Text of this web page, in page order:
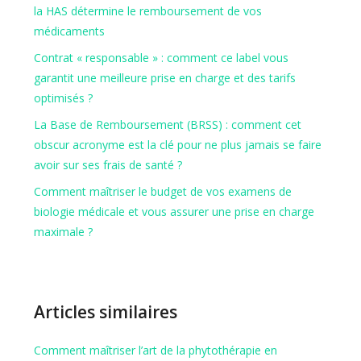
la HAS détermine le remboursement de vos
médicaments
Contrat « responsable » : comment ce label vous
garantit une meilleure prise en charge et des tarifs
optimisés ?
La Base de Remboursement (BRSS) : comment cet
obscur acronyme est la clé pour ne plus jamais se faire
avoir sur ses frais de santé ?
Comment maîtriser le budget de vos examens de
biologie médicale et vous assurer une prise en charge
maximale ?
Articles similaires
Comment maîtriser l’art de la phytothérapie en